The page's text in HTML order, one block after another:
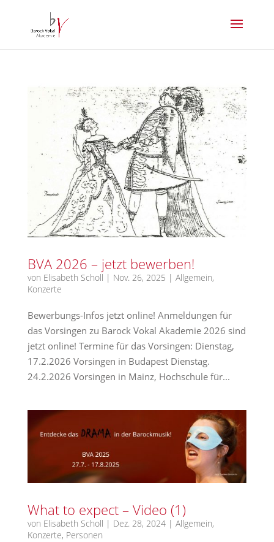
BVA 2026 – jetzt bewerben!
von Elisabeth Scholl | Nov. 26, 2025 | Allgemein,
Konzerte
Bewerbungs-Infos jetzt online! Anmeldungen für
das Vorsingen zu Barock Vokal Akademie 2026 sind
jetzt online! Termine für das Vorsingen: Dienstag,
17.2.2026 Vorsingen in Budapest Dienstag.
24.2.2026 Vorsingen in Mainz, Hochschule für...
What to expect – Video (1)
von Elisabeth Scholl | Dez. 28, 2024| Allgemein,
Konzerte, Personen